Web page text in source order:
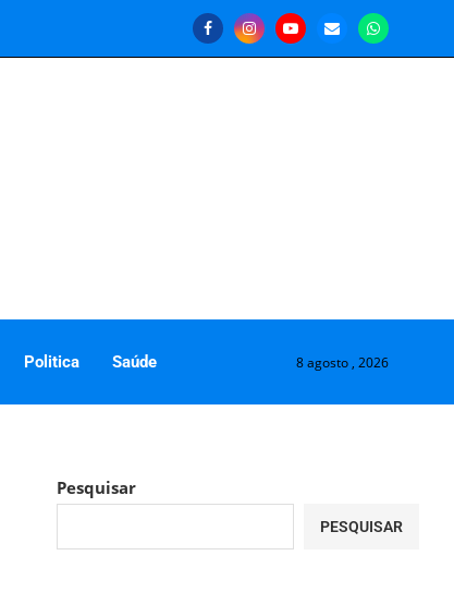
Politica Saúde 8 agosto , 2026
Pesquisar
PESQUISAR